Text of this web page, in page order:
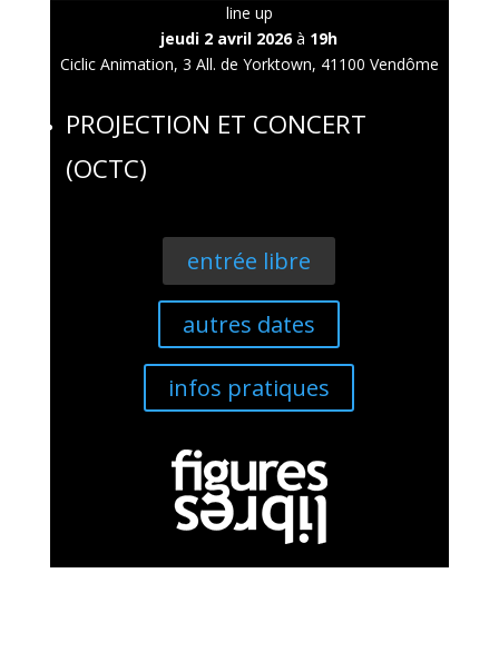
line up
jeudi 2 avril 2026à 19h
Ciclic Animation, 3 All. de Yorktown, 41100 Vendôme
PROJECTION ET CONCERT
(OCTC)
entrée libre
autres dates
infos pratiques